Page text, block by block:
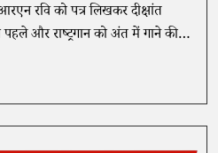
रवि को पत्र लिखकर दीक्षांत
और राष्ट्रगान को अंत में गाने की